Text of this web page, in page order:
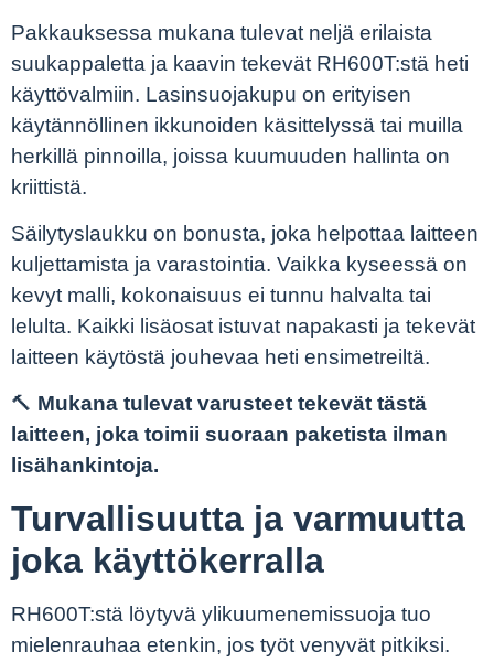
Pakkauksessa mukana tulevat neljä erilaista
suukappaletta ja kaavin tekevät RH600T:stä heti
käyttövalmiin. Lasinsuojakupu on erityisen
käytännöllinen ikkunoiden käsittelyssä tai muilla
herkillä pinnoilla, joissa kuumuuden hallinta on
kriittistä.
Säilytyslaukku on bonusta, joka helpottaa laitteen
kuljettamista ja varastointia. Vaikka kyseessä on
kevyt malli, kokonaisuus ei tunnu halvalta tai
lelulta. Kaikki lisäosat istuvat napakasti ja tekevät
laitteen käytöstä jouhevaa heti ensimetreiltä.
🔨 Mukana tulevat varusteet tekevät tästä
laitteen, joka toimii suoraan paketista ilman
lisähankintoja.
Turvallisuutta ja varmuutta
joka käyttökerralla
RH600T:stä löytyvä ylikuumenemissuoja tuo
mielenrauhaa etenkin, jos työt venyvät pitkiksi.